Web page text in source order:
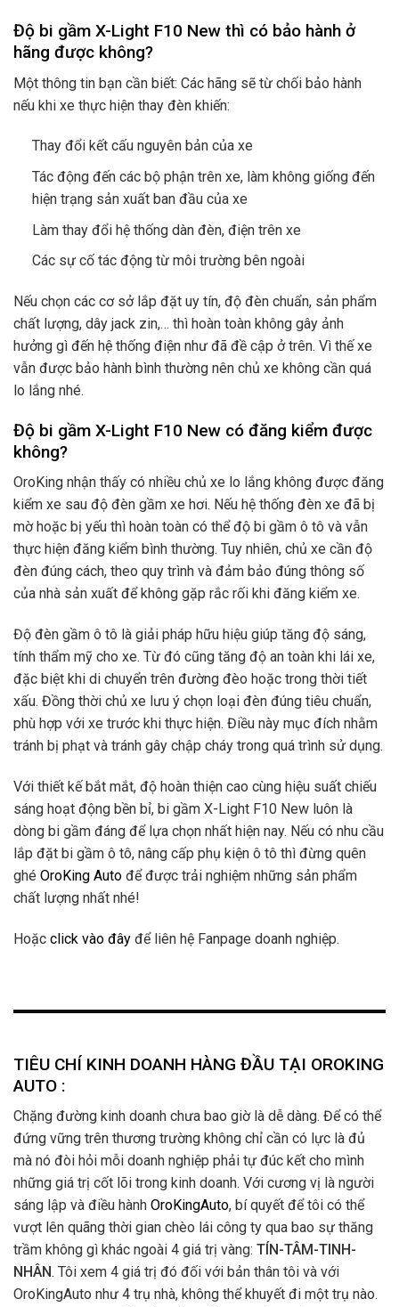
Độ bi gầm X-Light F10 New thì có bảo hành ở
hãng được không?
Một thông tin bạn cần biết: Các hãng sẽ từ chối bảo hành
nếu khi xe thực hiện thay đèn khiến:
Thay đổi kết cấu nguyên bản của xe
Tác động đến các bộ phận trên xe, làm không giống đến
hiện trạng sản xuất ban đầu của xe
Làm thay đổi hệ thống dàn đèn, điện trên xe
Các sự cố tác động từ môi trường bên ngoài
Nếu chọn các cơ sở lắp đặt uy tín, độ đèn chuẩn, sản phẩm
chất lượng, dây jack zin,… thì hoàn toàn không gây ảnh
hưởng gì đến hệ thống điện như đã đề cập ở trên. Vì thế xe
vẫn được bảo hành bình thường nên chủ xe không cần quá
lo lắng nhé.
Độ bi gầm X-Light F10 New có đăng kiểm được
không?
OroKing nhận thấy có nhiều chủ xe lo lắng không được đăng
kiểm xe sau độ đèn gầm xe hơi. Nếu hệ thống đèn xe đã bị
mờ hoặc bị yếu thì hoàn toàn có thể độ bi gầm ô tô và vẫn
thực hiện đăng kiểm bình thường. Tuy nhiên, chủ xe cần độ
đèn đúng cách, theo quy trình và đảm bảo đúng thông số
của nhà sản xuất để không gặp rắc rối khi đăng kiểm xe.
Độ đèn gầm ô tô là giải pháp hữu hiệu giúp tăng độ sáng,
tính thẩm mỹ cho xe. Từ đó cũng tăng độ an toàn khi lái xe,
đặc biệt khi di chuyển trên đường đèo hoặc trong thời tiết
xấu. Đồng thời chủ xe lưu ý chọn loại đèn đúng tiêu chuẩn,
phù hợp với xe trước khi thực hiện. Điều này mục đích nhằm
tránh bị phạt và tránh gây chập cháy trong quá trình sử dụng.
Với thiết kế bắt mắt, độ hoàn thiện cao cùng hiệu suất chiếu
sáng hoạt động bền bỉ, bi gầm X-Light F10 New luôn là
dòng bi gầm đáng để lựa chọn nhất hiện nay. Nếu có nhu cầu
lắp đặt bi gầm ô tô, nâng cấp phụ kiện ô tô thì đừng quên
ghé OroKing Auto để được trải nghiệm những sản phẩm
chất lượng nhất nhé!
Hoặc click vào đây để liên hệ Fanpage doanh nghiệp.
TIÊU CHÍ KINH DOANH HÀNG ĐẦU TẠI OROKING
AUTO :
Chặng đường kinh doanh chưa bao giờ là dễ dàng. Để có thể
đứng vững trên thương trường không chỉ cần có lực là đủ
mà nó đòi hỏi mỗi doanh nghiệp phải tự đúc kết cho mình
những giá trị cốt lõi trong kinh doanh. Với cương vị là người
sáng lập và điều hành OroKingAuto, bí quyết để tôi có thể
vượt lên quãng thời gian chèo lái công ty qua bao sự thăng
trầm không gì khác ngoài 4 giá trị vàng: TÍN-TÂM-TINH-
NHÂN. Tôi xem 4 giá trị đó đối với bản thân tôi và với
OroKingAuto như 4 trụ nhà, không thể khuyết đi một trụ nào.